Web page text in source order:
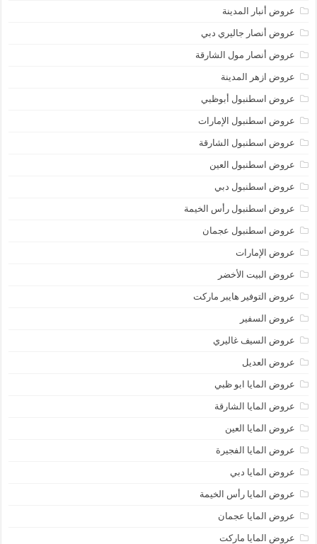
عروض أنبار المدينة
عروض أنصار جاليري دبي
عروض أنصار مول الشارقة
عروض ازهر المدينة
عروض اسطنبول أبوظبي
عروض اسطنبول الإمارات
عروض اسطنبول الشارقة
عروض اسطنبول العين
عروض اسطنبول دبي
عروض اسطنبول رأس الخيمة
عروض اسطنبول عجمان
عروض الإمارات
عروض البيت الأخضر
عروض التوفير هايبر ماركت
عروض السفير
عروض السيف غاليري
عروض العديل
عروض المايا ابو ظبي
عروض المايا الشارقة
عروض المايا العين
عروض المايا الفجيرة
عروض المايا دبي
عروض المايا رأس الخيمة
عروض المايا عجمان
عروض المايا ماركت